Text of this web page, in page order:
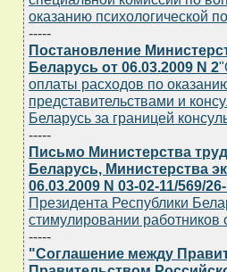
оказанию психологической
-----
Постановление
Беларусь от 06.03.2009 N 2
оплаты расходов по
представительствами и
Беларусь за границей
-----
Письмо Министерства
Беларусь, Министерства
06.03.2009 N 03-02-11/569/
Президента Республики
стимулировании работников
-----
"Соглашение между